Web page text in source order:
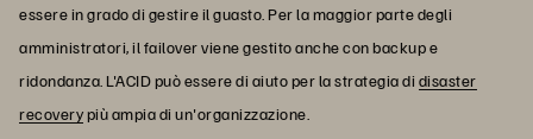
essere in grado di gestire il guasto. Per la maggior parte degli
amministratori, il failover viene gestito anche con backup e
ridondanza. L'ACID può essere di aiuto per la strategia di disaster
recoverypiù ampia di un'organizzazione.